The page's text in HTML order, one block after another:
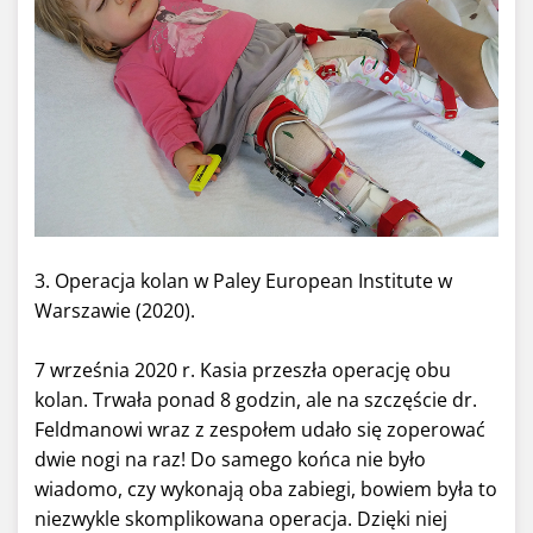
3. Operacja kolan w Paley European Institute w
Warszawie (2020).
7 września 2020 r. Kasia przeszła operację obu
kolan. Trwała ponad 8 godzin, ale na szczęście dr.
Feldmanowi wraz z zespołem udało się zoperować
dwie nogi na raz! Do samego końca nie było
wiadomo, czy wykonają oba zabiegi, bowiem była to
niezwykle skomplikowana operacja. Dzięki niej